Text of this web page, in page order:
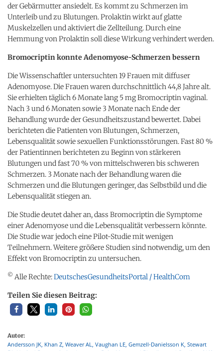
der Gebärmutter ansiedelt. Es kommt zu Schmerzen im
Unterleib und zu Blutungen. Prolaktin wirkt auf glatte
Muskelzellen und aktiviert die Zellteilung. Durch eine
Hemmung von Prolaktin soll diese Wirkung verhindert werden.
Bromocriptin konnte Adenomyose-Schmerzen bessern
Die Wissenschaftler untersuchten 19 Frauen mit diffuser
Adenomyose. Die Frauen waren durchschnittlich 44,8 Jahre alt.
Sie erhielten täglich 6 Monate lang 5 mg Bromocriptin vaginal.
Nach 3 und 6 Monaten sowie 3 Monate nach Ende der
Behandlung wurde der Gesundheitszustand bewertet. Dabei
berichteten die Patienten von Blutungen, Schmerzen,
Lebensqualität sowie sexuellen Funktionsstörungen. Fast 80 %
der Patientinnen berichteten zu Beginn von stärkeren
Blutungen und fast 70 % von mittelschweren bis schweren
Schmerzen. 3 Monate nach der Behandlung waren die
Schmerzen und die Blutungen geringer, das Selbstbild und die
Lebensqualität stiegen an.
Die Studie deutet daher an, dass Bromocriptin die Symptome
einer Adenomyose und die Lebensqualität verbessern könnte.
Die Studie war jedoch eine Pilot-Studie mit wenigen
Teilnehmern. Weitere größere Studien sind notwendig, um den
Effekt von Bromocriptin zu untersuchen.
© Alle Rechte:DeutschesGesundheitsPortal / HealthCom
Teilen Sie diesen Beitrag:
Autor:
Andersson JK, Khan Z, Weaver AL, Vaughan LE, Gemzell‐Danielsson K, Stewart